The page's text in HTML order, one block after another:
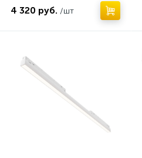
4 320 руб. /шт